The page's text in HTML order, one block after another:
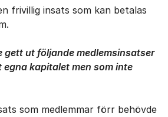
frivillig insats som kan betalas
gett ut följande medlemsinsatser
egna kapitalet men som inte
som medlemmar förr behövde